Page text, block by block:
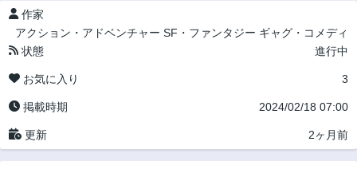
作家
アクション・アドベンチャー SF・ファンタジー ギャグ・コメディ
状態
進行中
お気に入り 3
掲載時期 2024/02/18 07:00
更新 2ヶ月前